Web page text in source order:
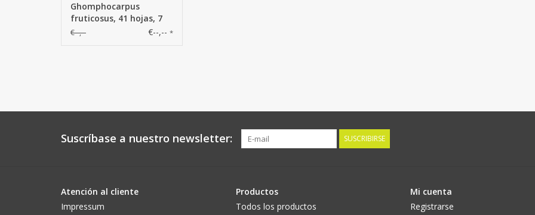
Ghomphocarpus
fruticosus, 41 hojas, 7
frutas, 96 cm
€--,-- €--,-- *
Suscríbase a nuestro newsletter: SUSCRIBIRSE
Atención al cliente
Impressum
Productos
Todos los productos
Mi cuenta
Registrarse